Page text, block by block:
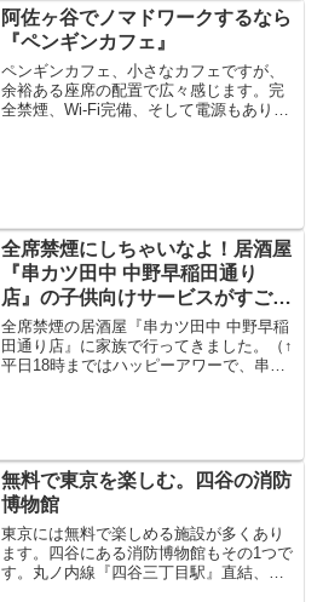
鑑賞やNintendo ...
阿佐ヶ谷でノマドワークするなら
『ペンギンカフェ』
ペンギンカフェ、小さなカフェですが、
余裕ある座席の配置で広々感じます。完
全禁煙、Wi-Fi完備、そして電源もありま
全席禁煙にしちゃいなよ！居酒屋
『串カツ田中 中野早稲田通り
店』の子供向けサービスがすご
い！
全席禁煙の居酒屋『串カツ田中 中野早稲
田通り店』に家族で行ってきました。（↑
平日18時まではハッピーアワーで、串揚
無料で東京を楽しむ。四谷の消防
博物館
東京には無料で楽しめる施設が多くあり
ます。四谷にある消防博物館もその1つで
す。丸ノ内線『四谷三丁目駅』直結、雨